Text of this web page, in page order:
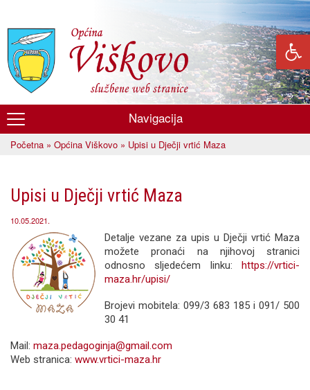
glavni
sadržaj
Općina
Viškovo
Navigacija
Početna » Općina Viškovo » Upisi u Dječji vrtić Maza
Upisi u Dječji vrtić Maza
10.05.2021.
Detalje vezane za upis u Dječji vrtić Maza
možete pronaći na njihovoj stranici
odnosno sljedećem linku: https://vrtici-
maza.hr/upisi/
Brojevi mobitela: 099/3 683 185 i 091/ 500
30 41
Mail: maza.pedagoginja@gmail.com
Web stranica: www.vrtici-maza.hr